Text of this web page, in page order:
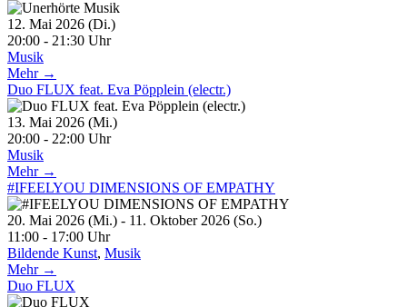
12. Mai 2026 (Di.)
20:00 - 21:30 Uhr
Musik
Mehr →
Duo FLUX feat. Eva Pöpplein (electr.)
13. Mai 2026 (Mi.)
20:00 - 22:00 Uhr
Musik
Mehr →
#IFEELYOU DIMENSIONS OF EMPATHY
20. Mai 2026 (Mi.) - 11. Oktober 2026 (So.)
11:00 - 17:00 Uhr
Bildende Kunst, Musik
Mehr →
Duo FLUX